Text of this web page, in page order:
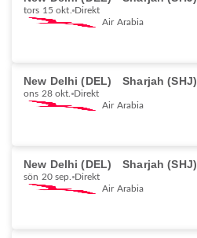
tors 15 okt. Direkt
Air Arabia
New Delhi (DEL) Sharjah (SHJ)
ons 28 okt. Direkt
Air Arabia
New Delhi (DEL) Sharjah (SHJ)
sön 20 sep. Direkt
Air Arabia